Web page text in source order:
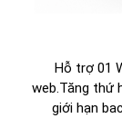
Hỗ trợ 01
web.Tăng thứ
giới hạn